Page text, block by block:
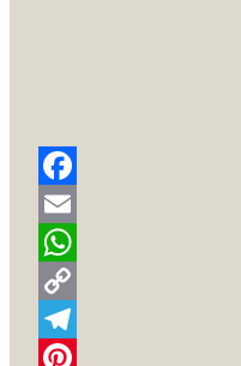
Facebook
Email
WhatsApp
Copy
Link
Telegram